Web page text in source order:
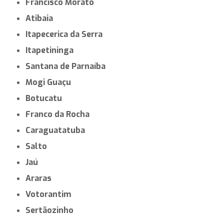
Francisco Morato
Atibaia
Itapecerica da Serra
Itapetininga
Santana de Parnaíba
Mogi Guaçu
Botucatu
Franco da Rocha
Caraguatatuba
Salto
Jaú
Araras
Votorantim
Sertãozinho